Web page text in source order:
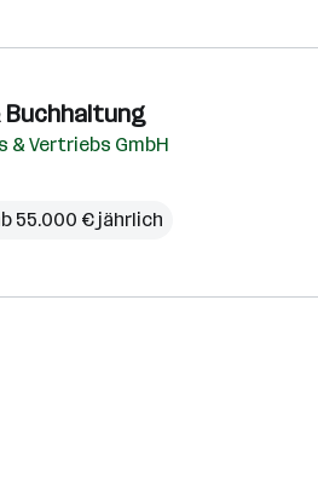
Buchhaltung
& Vertriebs GmbH
55.000 € jährlich